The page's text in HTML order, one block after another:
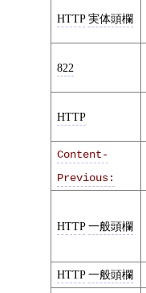
HTTP 実体頭欄
822
HTTP
Content-
Previous:
HTTP 一般頭欄
HTTP 一般頭欄